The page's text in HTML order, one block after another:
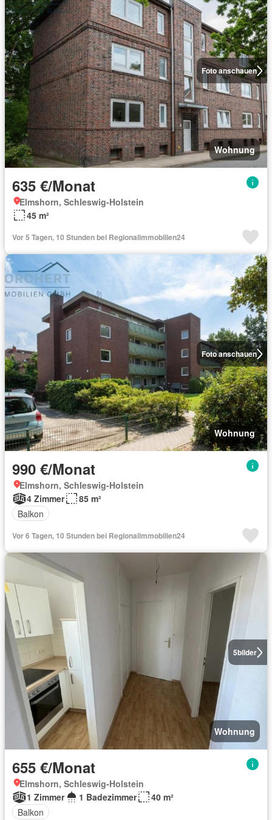
Foto anschauen
Wohnung
635 €/Monat
Elmshorn, Schleswig-Holstein
45 m²
Vor 5 Tagen, 10 Stunden bei Regionalimmobilien24
Foto anschauen
Wohnung
990 €/Monat
Elmshorn, Schleswig-Holstein
4 Zimmer
85 m²
Balkon
Vor 6 Tagen, 10 Stunden bei Regionalimmobilien24
5bilder
Wohnung
655 €/Monat
Elmshorn, Schleswig-Holstein
1 Zimmer
1 Badezimmer
40 m²
Balkon